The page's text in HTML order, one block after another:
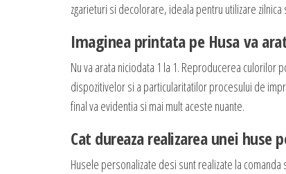
zgarieturi si decolorare, ideala pentru utilizare
Imaginea printata pe Husa va
Nu va arata niciodata 1 la 1. Reproducerea
dispozitivelor si a particularitatilor procesului de
final va evidentia si mai mult aceste nuante.
Cat dureaza realizarea unei huse
Husele personalizate desi sunt realizate la